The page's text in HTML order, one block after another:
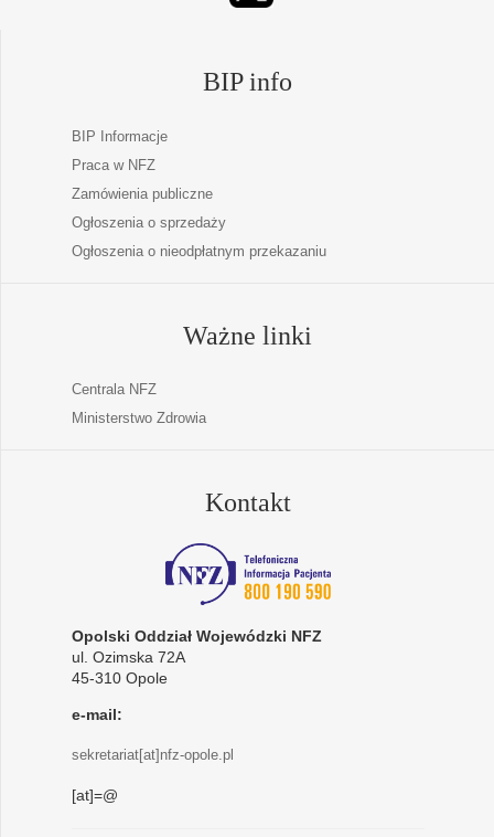
BIP info
BIP Informacje
Praca w NFZ
Zamówienia publiczne
Ogłoszenia o sprzedaży
Ogłoszenia o nieodpłatnym przekazaniu
Ważne linki
Centrala NFZ
Ministerstwo Zdrowia
Kontakt
Opolski Oddział Wojewódzki NFZ
ul. Ozimska 72A
45-310 Opole
e-mail:
sekretariat[at]nfz-opole.pl
[at]=@